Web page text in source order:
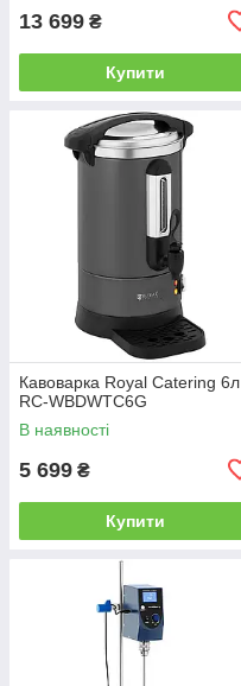
13 699 ₴
Купити
Кавоварка Royal Catering 6л
RC-WBDWTC6G
В наявності
5 699 ₴
Купити